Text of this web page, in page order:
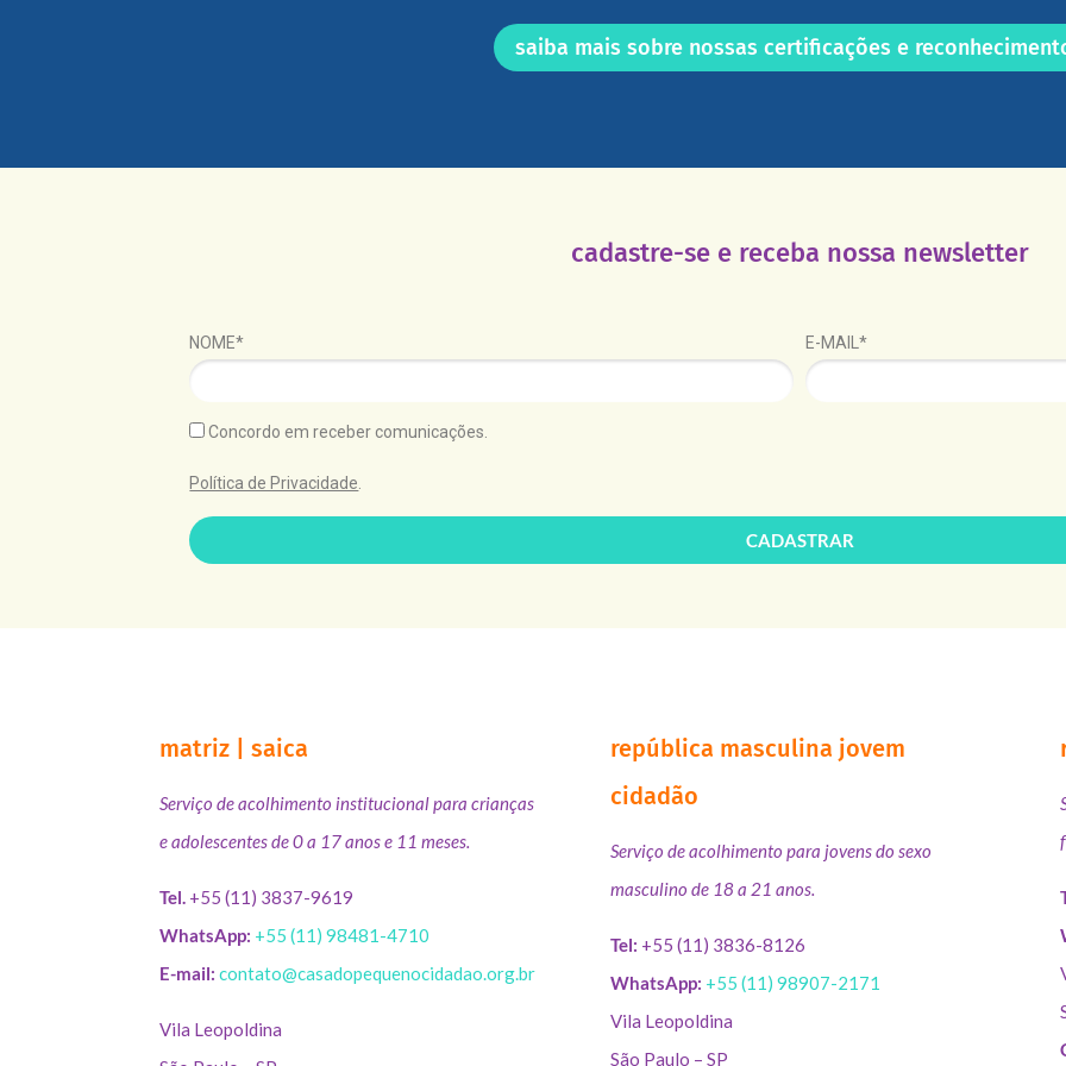
saiba mais sobre nossas certificações e
cadastre-se e receba nossa newsletter
NOME* E-MAIL*
Concordo em receber comunicações.
Política de Privacidade.
CADASTRAR
matriz | saica
Serviço de acolhimento institucional para crianças
e adolescentes de 0 a 17 anos e 11 meses.
Tel. +55 (11) 3837-9619
WhatsApp: +55 (11) 98481-4710
E-mail: contato@casadopequenocidadao.org.br
Vila Leopoldina
república masculina jovem
cidadão
Serviço de acolhimento para jovens do sexo
masculino de 18 a 21 anos.
Tel: +55 (11) 3836-8126
WhatsApp: +55 (11) 98907-2171
Vila Leopoldina
São Paulo – SP